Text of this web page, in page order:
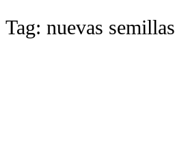
Tag: nuevas semillas